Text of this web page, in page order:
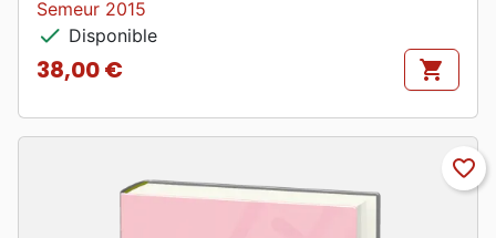
Semeur 2015
check Disponible
Prix
38,00 € shopping_cart
favorite_border